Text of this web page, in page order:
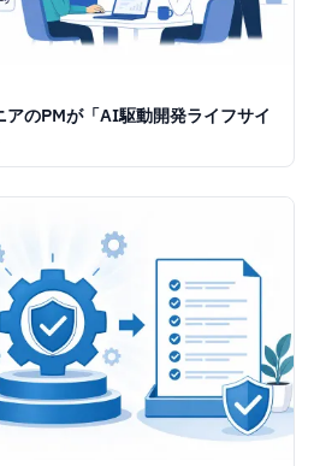
のPMが「AI駆動開発ライフサイ